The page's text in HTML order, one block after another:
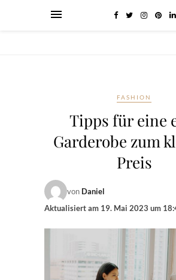
FASHION
Tipps für eine
Garderobe zum
Preis
von Daniel
Aktualisiert am 19. Mai 2023 um